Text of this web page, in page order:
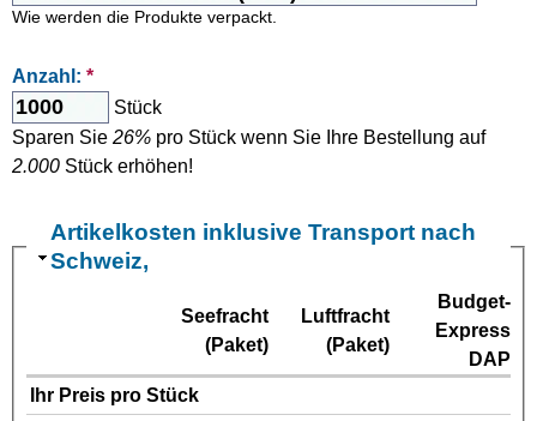
Wie werden die Produkte verpackt.
Anzahl: *
Stück
Sparen Sie 26% pro Stück wenn Sie Ihre Bestellung auf
2.000 Stück erhöhen!
Artikelkosten inklusive Transport nach
Schweiz,
Seefracht
(Paket)
Luftfracht
(Paket)
Budget-
Express
DAP
Ihr Preis pro Stück